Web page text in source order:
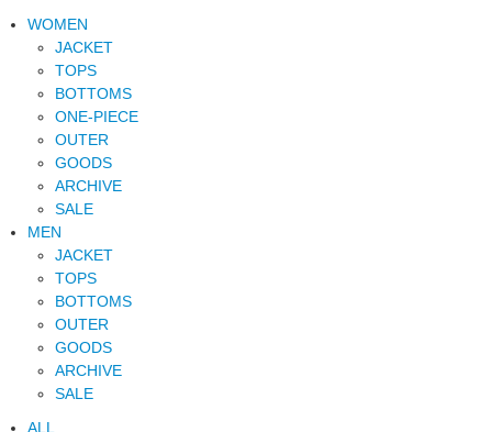
WOMEN
JACKET
TOPS
BOTTOMS
ONE-PIECE
OUTER
GOODS
ARCHIVE
SALE
MEN
JACKET
TOPS
BOTTOMS
OUTER
GOODS
ARCHIVE
SALE
ALL